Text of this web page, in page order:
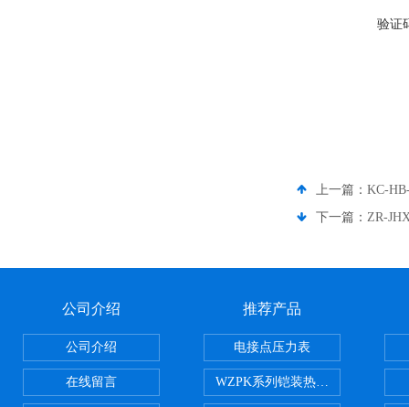
验证
上一篇： KC-
下一篇： ZR-
公司介绍
公司介绍
在线留言
推荐产品
电接点压力表
WZPK系列铠装热电阻